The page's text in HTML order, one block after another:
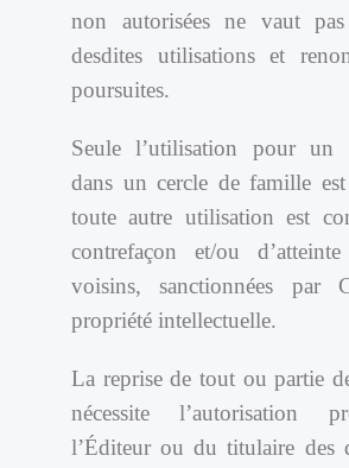
non autorisées ne vaut pas
desdites utilisations et
poursuites.
Seule l’utilisation pour un
dans un cercle de famille
toute autre utilisation est
contrefaçon et/ou
voisins, sanctionnées par
propriété intellectuelle.
La reprise de tout ou partie
nécessite l’autorisation
l’Éditeur ou du titulaire des